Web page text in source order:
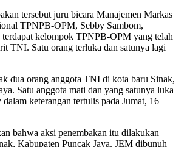
tersebut juru bicara Manajemen Markas
TPNPB-OPM, Sebby Sambom,
terdapat kelompok TPNPB-OPM yang telah
TNI. Satu orang terluka dan satunya lagi
dua orang anggota TNI di kota baru Sinak,
Satu anggota mati dan yang satunya luka
keterangan tertulis pada Jumat, 16
bahwa aksi penembakan itu dilakukan
Kabupaten Puncak Jaya. JEM dibunuh